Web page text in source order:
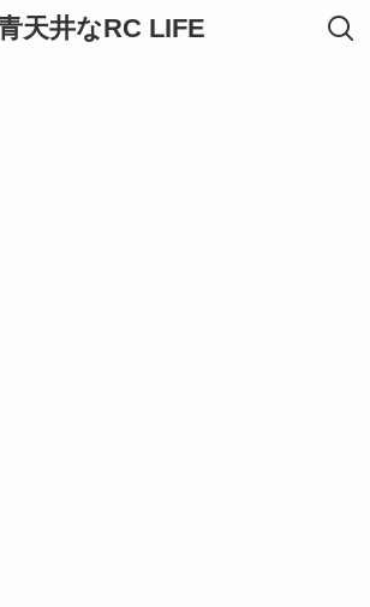
天井なRC LIFE